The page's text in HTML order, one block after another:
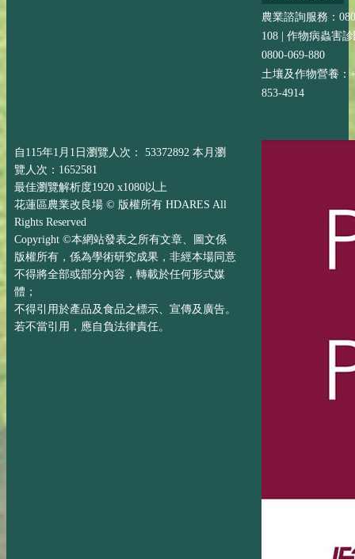
農業諮詢服務：
108 | 作物病蟲害
0800-069-880
土壤及作物營養：
853-4914
自115年1月1日瀏覽人次： 53372892 本月瀏
覽人次：1652581
最佳瀏覽解析度1920 x1080以上
花蓮區農業改良場 © 版權所有 HDARES All
Rights Reserved
Copyright ©本網站發表之所有文章、圖文係
版權所有，係為學術研究成果，非經本場同意
不得將全部或部分內容，轉載於任何形式媒
體；
不得引用於產品及食品之標示、宣傳及廣告。
若不當引用，應自負法律責任。